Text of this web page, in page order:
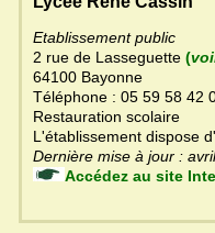
Etablissement public
2 rue de Lasseguette (
64100 Bayonne
Téléphone : 05 59 58 42
Restauration scolaire
L'établissement dispose